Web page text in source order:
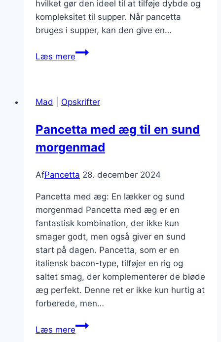
hvilket gør den ideel til at tilføje dybde og
kompleksitet til supper. Når pancetta
bruges i supper, kan den give en…
Læs merePancetta
bønner
Mad Opskrifter
Pancetta med æg til en sund
morgenmad
AfPancetta 28. december 2024
Pancetta med æg: En lækker og sund
morgenmad Pancetta med æg er en
fantastisk kombination, der ikke kun
smager godt, men også giver en sund
start på dagen. Pancetta, som er en
italiensk bacon-type, tilføjer en rig og
saltet smag, der komplementerer de bløde
æg perfekt. Denne ret er ikke kun hurtig at
forberede, men…
Læs merePancetta